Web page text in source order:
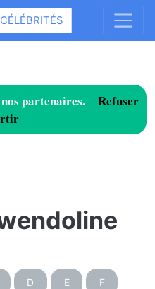
partenaires. Refuser
CÉLÉBRITÉS
D E F